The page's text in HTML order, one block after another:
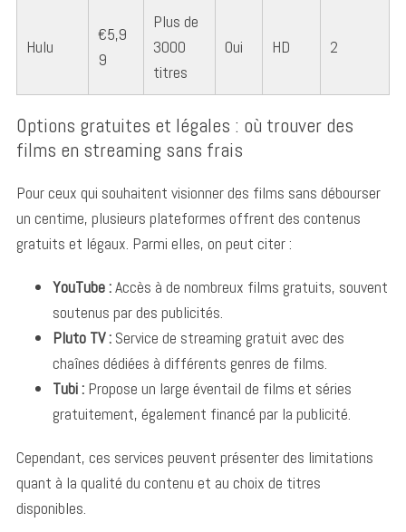
Hulu
€5,9
9
Plus de
3000
titres
Oui HD 2
Options gratuites et légales : où trouver des
films en streaming sans frais
Pour ceux qui souhaitent visionner des films sans débourser
un centime, plusieurs plateformes offrent des contenus
gratuits et légaux. Parmi elles, on peut citer :
YouTube :Accès à de nombreux films gratuits, souvent
soutenus par des publicités.
Pluto TV :Service de streaming gratuit avec des
chaînes dédiées à différents genres de films.
Tubi :Propose un large éventail de films et séries
gratuitement, également financé par la publicité.
Cependant, ces services peuvent présenter des limitations
quant à la qualité du contenu et au choix de titres
disponibles.